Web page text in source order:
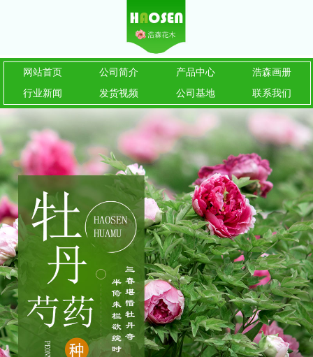
网站首页 公司简介 产品中心
浩森画册
行业新闻
发货视频 公司基地 联系我们